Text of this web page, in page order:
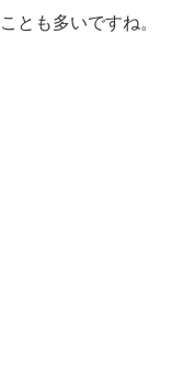
とも多いですね。